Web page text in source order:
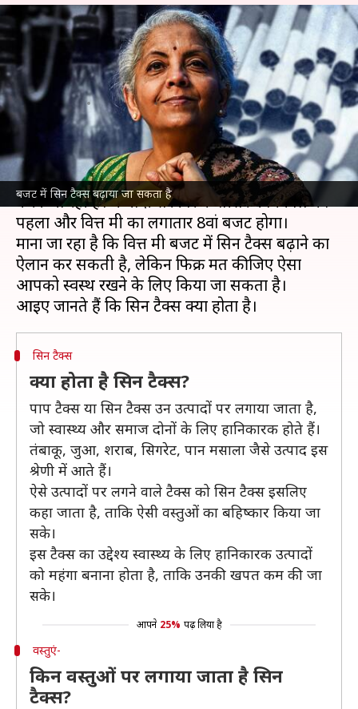
बजट में सिन टैक्स बढ़ाया जा सकता है
बजट 2025: क्या होता है 'सिन टैक्स',
जिसे बढ़ाने का ऐलान कर सकती हैं
वित्त मंत्री?
लेखन आबिद खान Jan 31, 2025 04:52 pm
क्या है खबर?
वित्त मंत्री निर्मला सीतारमण1 फरवरी को केंद्रीयबजटपेश
करने जा रही है। ये मोदी सरकार के तीसरे कार्यकाल का
पहला और वित्त मंत्री का लगातार 8वां बजट होगा।
माना जा रहा है कि वित्त मंत्री बजट में सिन टैक्स बढ़ाने का
ऐलान कर सकती है, लेकिन फिक्र मत कीजिए ऐसा
आपको स्वस्थ रखने के लिए किया जा सकता है।
सिन टैक्स
क्या होता है सिन टैक्स?
पाप टैक्स या सिन टैक्स उन उत्पादों पर लगाया जाता है,
जो स्वास्थ्य और समाज दोनों के लिए हानिकारक होते हैं।
तंबाकू, जुआ, शराब, सिगरेट, पान मसाला जैसे उत्पाद इस
श्रेणी में आते हैं।
ऐसे उत्पादों पर लगने वाले टैक्स को सिन टैक्स इसलिए
कहा जाता है, ताकि ऐसी वस्तुओं का बहिष्कार किया जा
सके।
इस टैक्स का उद्देश्य स्वास्थ्य के लिए हानिकारक उत्पादों
को महंगा बनाना होता है, ताकि उनकी खपत कम की जा
सके।
आपने 25% पढ़ लिया है
वस्तुएं-
किन वस्तुओं पर लगाया जाता है सिन
टैक्स?